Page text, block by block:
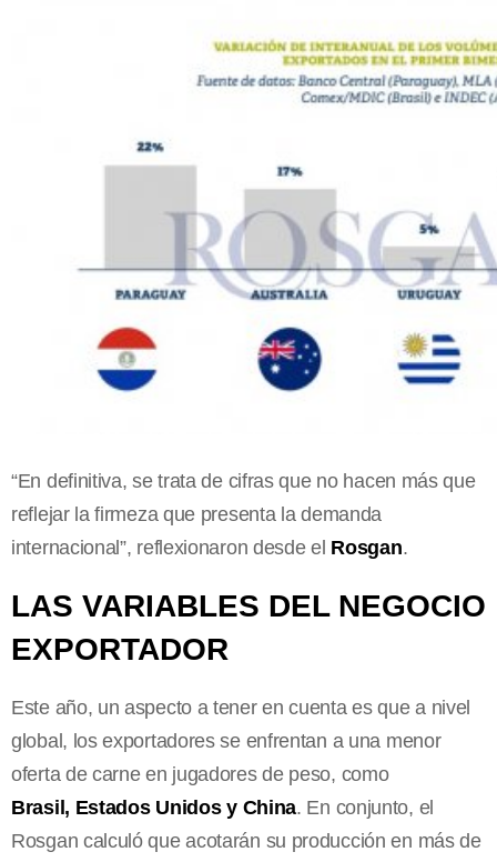
“En definitiva, se trata de cifras que no hacen más que
reflejar la firmeza que presenta la demanda
internacional”, reflexionaron desde el Rosgan.
LAS VARIABLES DEL NEGOCIO
EXPORTADOR
Este año, un aspecto a tener en cuenta es que a nivel
global, los exportadores se enfrentan a una menor
oferta de carne en jugadores de peso, como
Brasil, Estados Unidos y China. En conjunto, el
Rosgan calculó que acotarán su producción en más de